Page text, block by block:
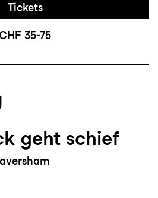
Tickets
35-75
geht schief